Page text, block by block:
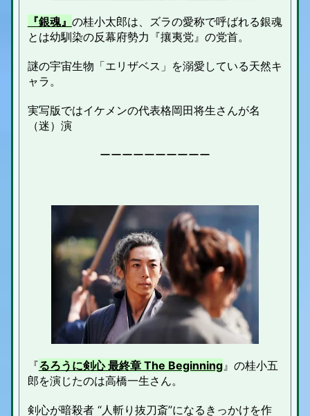
『銀魂』 の桂小太郎は、ズラの愛称で呼ばれる銀魂
とは幼馴染の反幕府勢力『攘夷党』の党首。
謎の宇宙生物「エリザベス」を溺愛している天然キ
ャラ。
実写版ではイケメンの代表格岡田将生さんが名
（迷）演
ーーーーーーーーーー
『るろうに剣心 最終章 The Beginning』の桂小五
郎を演じたのは高橋一生さん。
剣心が暗殺者 “人斬り抜刀斎”になるきっかけを作